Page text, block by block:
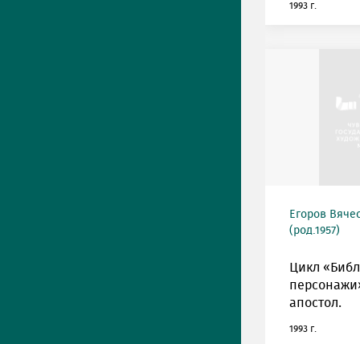
1993 г.
Егоров
(род.1957)
Цикл
апостол.
1993 г.